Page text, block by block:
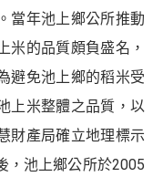
當年池上鄉公所推動
米的品質頗負盛名，
避免池上鄉的稻米受
上米整體之品質，以
財產局確立地理標示
，池上鄉公所於2005